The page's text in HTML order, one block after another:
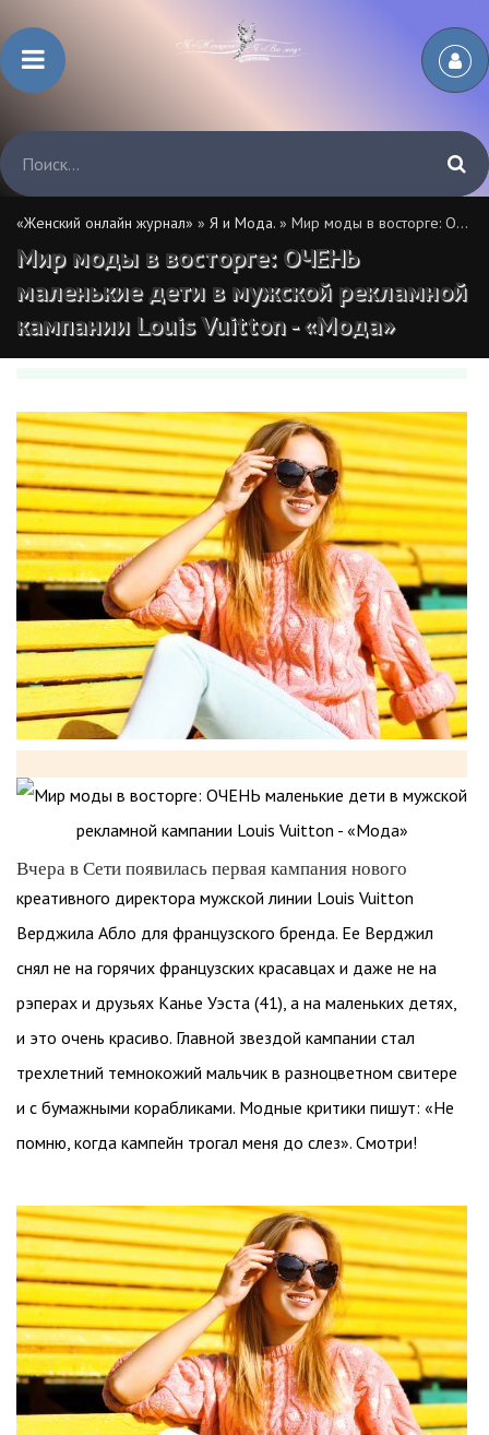
«Женский онлайн журнал» » Я и Мода. » Мир моды в восторге: ОЧЕНЬ маленькие дети в мужской рекламной кампании Louis Vuitton - «Мода»
Мир моды в восторге: ОЧЕНЬ
маленькие дети в мужской рекламной
кампании Louis Vuitton - «Мода»
Вчера в Сети появилась первая кампания нового
креативного директора мужской линии Louis Vuitton
Верджила Абло для французского бренда. Ее Верджил
снял не на горячих французских красавцах и даже не на
рэперах и друзьях Канье Уэста (41), а на маленьких детях,
и это очень красиво. Главной звездой кампании стал
трехлетний темнокожий мальчик в разноцветном свитере
и с бумажными корабликами. Модные критики пишут: «Не
помню, когда кампейн трогал меня до слез». Смотри!